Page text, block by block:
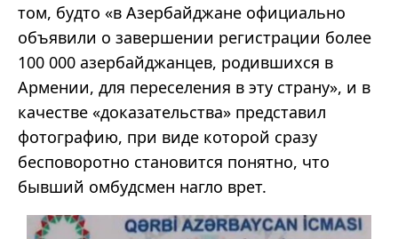
том, будто «в Азербайджане официально
объявили о завершении регистрации более
100 000 азербайджанцев, родившихся в
Армении, для переселения в эту страну», и в
качестве «доказательства» представил
фотографию, при виде которой сразу
бесповоротно становится понятно, что
бывший омбудсмен нагло врет.